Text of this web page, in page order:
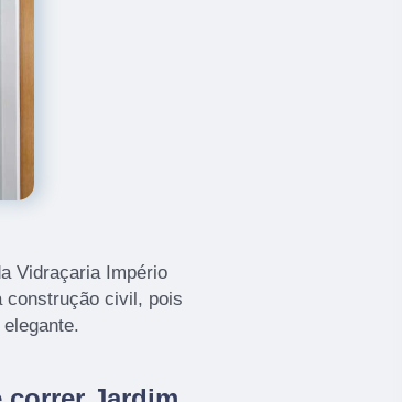
Vidraçaria Império
construção civil, pois